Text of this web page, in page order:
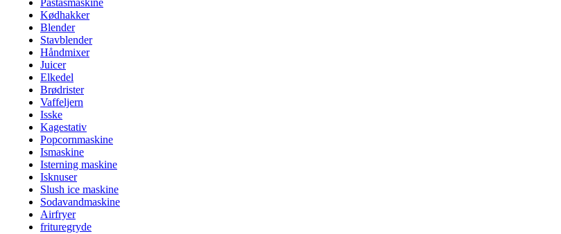
Pastasmaskine
Kødhakker
Blender
Stavblender
Håndmixer
Juicer
Elkedel
Brødrister
Vaffeljern
Isske
Kagestativ
Popcornmaskine
Ismaskine
Isterning maskine
Isknuser
Slush ice maskine
Sodavandmaskine
Airfryer
frituregryde